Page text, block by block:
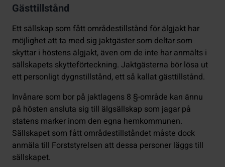
Gästtillstånd
Ett sällskap som fått områdestillstånd för älgjakt har
möjlighet att ta med sig jaktgäster som deltar som
skyttar i höstens älgjakt, även om de inte har anmälts i
sällskapets skytteförteckning. Jaktgästerna bör lösa ut
ett personligt dygnstillstånd, ett så kallat gästtillstånd.
Invånare som bor på jaktlagens 8 §-område kan ännu
på hösten ansluta sig till älgsällskap som jagar på
statens marker inom den egna hemkommunen.
Sällskapet som fått områdestillståndet måste dock
anmäla till Forststyrelsen att dessa personer läggs till
sällskapet.